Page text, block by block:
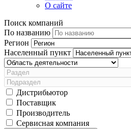
О сайте
Поиск компаний
По названию
Регион
Населенный пункт
Дистрибьютор
Поставщик
Производитель
Сервисная компания